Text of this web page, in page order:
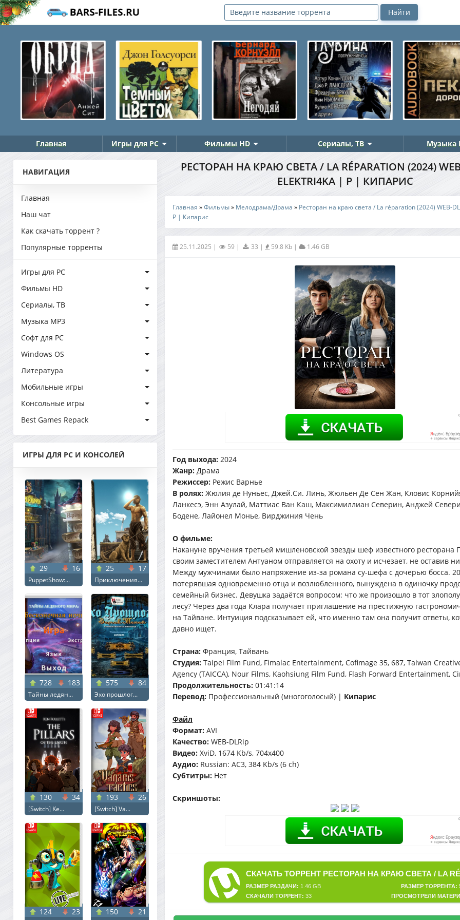
Главная Игры для PC Фильмы HD Сериалы, ТВ Музыка
НАВИГАЦИЯ
Главная
Наш чат
Как скачать торрент ?
Популярные торренты
Игры для PC
Фильмы HD
Сериалы, ТВ
Музыка MP3
Софт для PC
Windows OS
Литература
Мобильные игры
Консольные игры
Best Games Repack
ИГРЫ ДЛЯ PC И КОНСОЛЕЙ
29 16
PuppetShow:...
25 17
Приключения...
728 183
Тайны ледян...
575 84
Эхо прошлог...
130 34
[Switch] Ke...
193 26
[Switch] Va...
124 23 150 21
РЕСТОРАН НА КРАЮ СВЕТА / LA RÉPARATION (2024)
ELEKTRI4KA | P | КИПАРИС
Главная »Фильмы» Мелодрама/Драма » Ресторан на краю света / La réparation (2024) WEB-
P | Кипарис
25.11.2025 | 59 | 33 | 59.8 Kb| 1.46 GB
Год выхода: 2024
Жанр: Драма
Режиссер: Режис Варнье
В ролях: Жюлия де Нуньес, Джей.Си. Линь, Жюльен Де Сен Жан, Кловис
Ланкесэ, Энн Азулай, Маттиас Ван Каш, Максимиллиан Северин, Анджей
Бодене, Лайонел Монье, Вирджиния Чень
О фильме:
Накануне вручения третьей мишленовской звезды шеф известного ресторана
своим заместителем Антуаном отправляется на охоту и исчезает, не оставив
Между мужчинами было напряжение из-за романа су-шефа с дочерью босса.
потерявшая одновременно отца и возлюбленного, вынуждена в одиночку
семейный бизнес. Девушка задаётся вопросом: что же произошло в тот
лесу? Через два года Клара получает приглашение на престижную
на Тайване. Интуиция подсказывает ей, что именно там она получит ответы,
давно ищет.
Страна: Франция, Тайвань
Студия: Taipei Film Fund, Fimalac Entertainment, Cofimage 35, 687, Taiwan
Agency (TAICCA), Nour Films, Kaohsiung Film Fund, Flash Forward Entertainment,
Продолжительность: 01:41:14
Перевод: Профессиональный (многоголосый) | Кипарис
Файл
Формат: AVI
Качество: WEB-DLRip
Видео: XviD, 1674 Kb/s, 704x400
Аудио: Russian: AC3, 384 Kb/s (6 ch)
Субтитры: Нет
Скриншоты:
РАЗМЕР ТОРРЕНТА:
РАЗМЕР РАЗДАЧИ: 1.46 GB
ПРОСМОТРЕЛИ
СКАЧАЛИ ТОРРЕНТ: 33